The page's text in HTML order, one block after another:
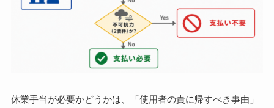
休業手当が必要かどうかは、「使用者の責に帰すべき事由」